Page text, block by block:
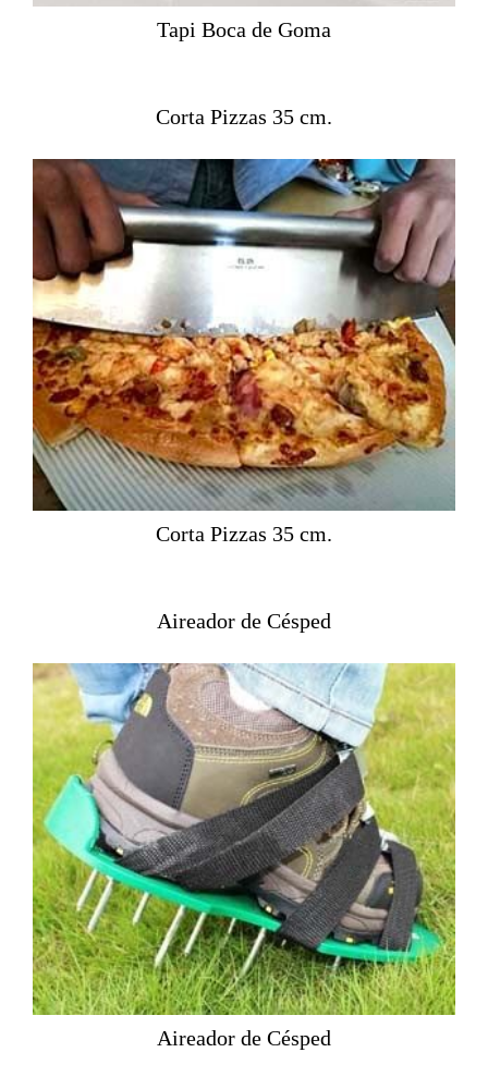
Tapi Boca de Goma
Corta Pizzas 35 cm.
Corta Pizzas 35 cm.
Aireador de Césped
Aireador de Césped